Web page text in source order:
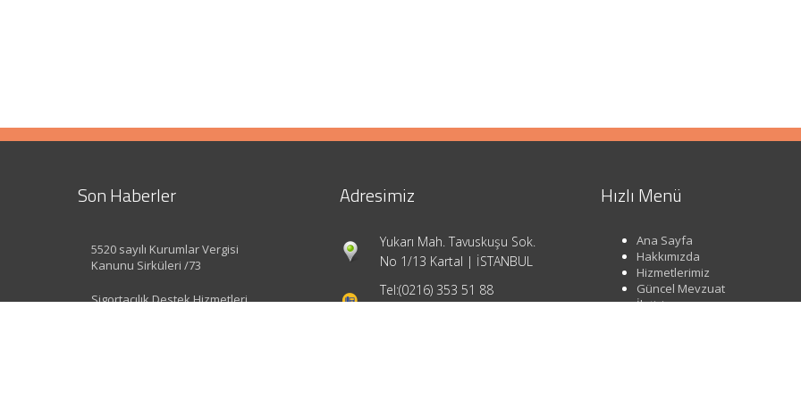
Son Haberler
5520 sayılı Kurumlar Vergisi
Kanunu Sirküleri /73
Sigortacılık Destek Hizmetleri
Adresimiz
Yukarı Mah. Tavuskuşu Sok.
No 1/13 Kartal | İSTANBUL
Tel:(0216) 353 51 88
Hızlı Menü
Ana Sayfa
Hakkımızda
Hizmetlerimiz
Güncel Mevzuat
İletişim